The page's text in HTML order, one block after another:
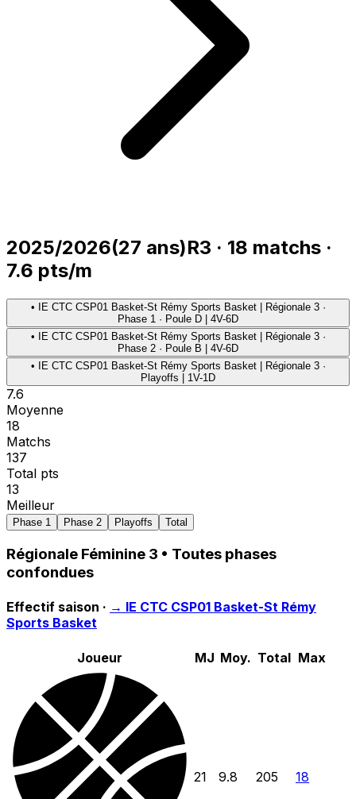
2025/2026(27 ans)R3 · 18 matchs ·
7.6 pts/m
• IE CTC CSP01 Basket-St Rémy Sports Basket | Régionale 3 ·
Phase 1 · Poule D | 4V-6D
• IE CTC CSP01 Basket-St Rémy Sports Basket | Régionale 3 ·
Phase 2 · Poule B | 4V-6D
• IE CTC CSP01 Basket-St Rémy Sports Basket | Régionale 3 ·
Playoffs | 1V-1D
7.6
Moyenne
18
Matchs
137
Total pts
13
Meilleur
Phase 1 Phase 2 Playoffs Total
Régionale Féminine 3 • Toutes phases
confondues
Effectif saison · → IE CTC CSP01 Basket-St Rémy
Sports Basket
Joueur MJ Moy. Total Max
21 9.8 205 18